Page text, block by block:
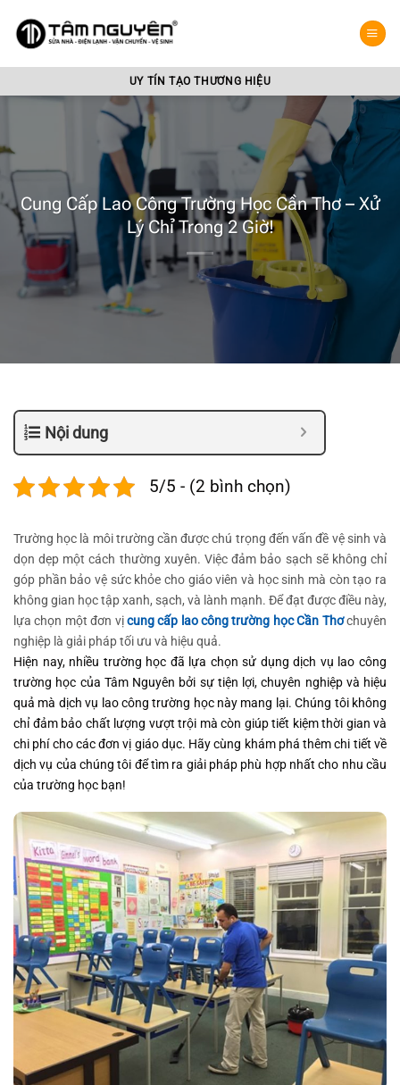
qua
dung
UY TÍN TẠO THƯƠNG HIỆU
Cung Cấp Lao Công Trường Học Cần Thơ – Xử
Lý Chỉ Trong 2 Giờ!
Nội dung
5/5 - (2 bình chọn)
Trường học là môi trường cần được chú trọng đến vấn đề vệ sinh và
dọn dẹp một cách thường xuyên. Việc đảm bảo sạch sẽ không chỉ
góp phần bảo vệ sức khỏe cho giáo viên và học sinh mà còn tạo ra
không gian học tập xanh, sạch, và lành mạnh. Để đạt được điều này,
lựa chọn một đơn vịcung cấp lao công trường học Cần Thơchuyên
nghiệp là giải pháp tối ưu và hiệu quả.
Hiện nay, nhiều trường học đã lựa chọn sử dụng dịch vụ lao công
trường học của Tâm Nguyên bởi sự tiện lợi, chuyên nghiệp và hiệu
quả mà dịch vụ lao công trường học này mang lại. Chúng tôi không
chỉ đảm bảo chất lượng vượt trội mà còn giúp tiết kiệm thời gian và
chi phí cho các đơn vị giáo dục. Hãy cùng khám phá thêm chi tiết về
dịch vụ của chúng tôi để tìm ra giải pháp phù hợp nhất cho nhu cầu
của trường học bạn!